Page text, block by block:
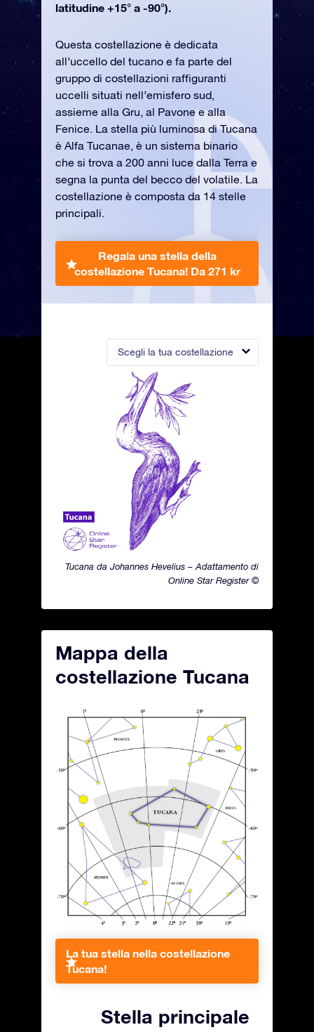
Scegli la tua costellazione
Tucana da Johannes Hevelius – Adattamento di
Online Star Register ©
latitudine +15° a -90°).
Questa costellazione è dedicata
all’uccello del tucano e fa parte del
gruppo di costellazioni raffiguranti
uccelli situati nell’emisfero sud,
assieme alla Gru, al Pavone e alla
Fenice. La stella più luminosa di Tucana
è Alfa Tucanae, è un sistema binario
che si trova a 200 anni luce dalla Terra e
segna la punta del becco del volatile. La
costellazione è composta da 14 stelle
principali.
Regala una stella della
costellazione Tucana! Da 271 kr
Mappa della
costellazione Tucana
La tua stella nella costellazione
Tucana!
Stella principale